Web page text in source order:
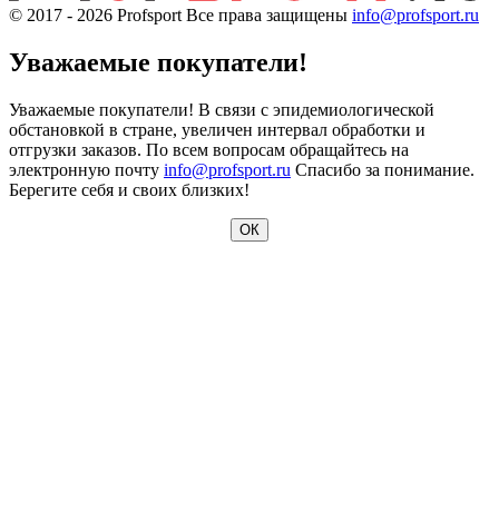
© 2017 - 2026 Profsport Все права защищены info@profsport.ru
Уважаемые покупатели!
Уважаемые покупатели! В связи с эпидемиологической
обстановкой в стране, увеличен интервал обработки и
отгрузки заказов. По всем вопросам обращайтесь на
электронную почту info@profsport.ru Спасибо за понимание.
Берегите себя и своих близких!
ОК